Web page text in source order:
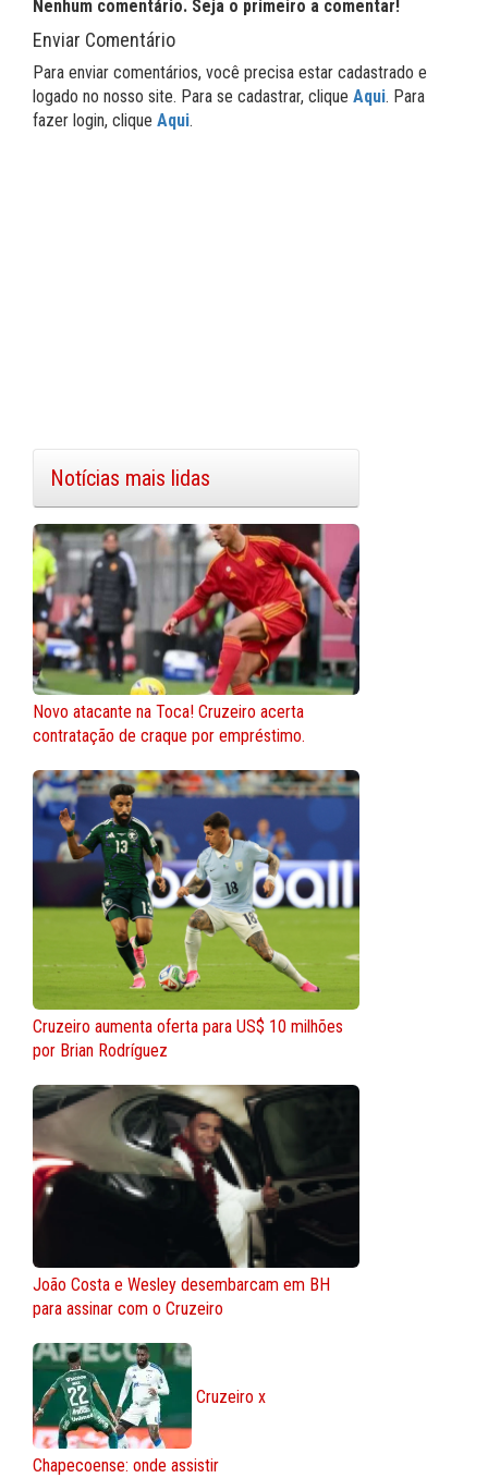
Nenhum comentário. Seja o primeiro a comentar!
Enviar Comentário
Para enviar comentários, você precisa estar cadastrado e
logado no nosso site. Para se cadastrar, clique Aqui. Para
fazer login, clique Aqui.
Notícias mais lidas
Novo atacante na Toca! Cruzeiro acerta
contratação de craque por empréstimo.
Cruzeiro aumenta oferta para US$ 10 milhões
por Brian Rodríguez
João Costa e Wesley desembarcam em BH
para assinar com o Cruzeiro
Cruzeiro x
Chapecoense: onde assistir